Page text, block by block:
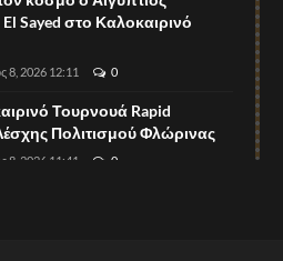
Sayed στο Καλοκαιρινό
8, 2026 12:11 0
Τουρνουά Rapid
Πολιτισμού Φλώρινας
8, 2026 11:41 0